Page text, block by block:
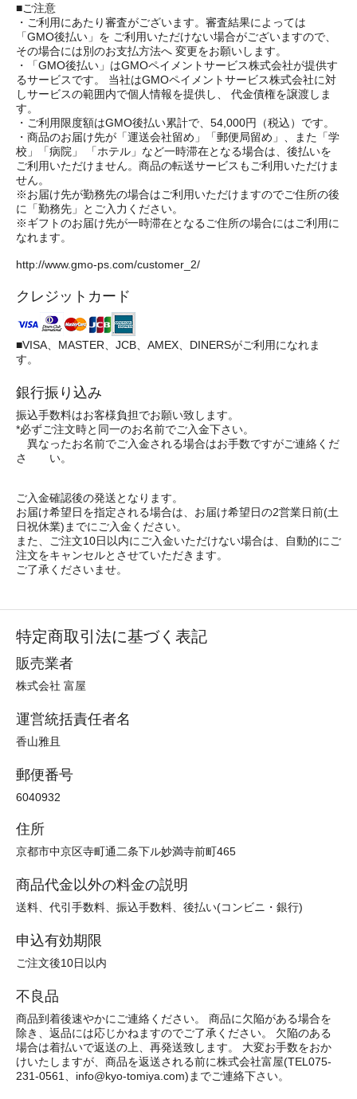
■ご注意
・ご利用にあたり審査がございます。審査結果によっては
「GMO後払い」を ご利用いただけない場合がございますので、
その場合には別のお支払方法へ 変更をお願いします。
・「GMO後払い」はGMOペイメントサービス株式会社が提供す
るサービスです。 当社はGMOペイメントサービス株式会社に対
しサービスの範囲内で個人情報を提供し、 代金債権を譲渡しま
す。
・ご利用限度額はGMO後払い累計で、54,000円（税込）です。
・商品のお届け先が「運送会社留め」「郵便局留め」、また「学
校」「病院」 「ホテル」など一時滞在となる場合は、後払いを
ご利用いただけません。商品の転送サービスもご利用いただけま
せん。
※お届け先が勤務先の場合はご利用いただけますのでご住所の後
に「勤務先」とご入力ください。
※ギフトのお届け先が一時滞在となるご住所の場合にはご利用に
なれます。
http://www.gmo-ps.com/customer_2/
クレジットカード
■VISA、MASTER、JCB、AMEX、DINERSがご利用になれま
す。
銀行振り込み
振込手数料はお客様負担でお願い致します。
*必ずご注文時と同一のお名前でご入金下さい。
異なったお名前でご入金される場合はお手数ですがご連絡くだ
さ い。
ご入金確認後の発送となります。
お届け希望日を指定される場合は、お届け希望日の2営業日前(土
日祝休業)までにご入金ください。
また、ご注文10日以内にご入金いただけない場合は、自動的にご
注文をキャンセルとさせていただきます。
ご了承くださいませ。
特定商取引法に基づく表記
販売業者
株式会社 富屋
運営統括責任者名
香山雅且
郵便番号
6040932
住所
京都市中京区寺町通二条下ル妙満寺前町465
商品代金以外の料金の説明
送料、代引手数料、振込手数料、後払い(コンビニ・銀行)
申込有効期限
ご注文後10日以内
不良品
商品到着後速やかにご連絡ください。 商品に欠陥がある場合を
除き、返品には応じかねますのでご了承ください。 欠陥のある
場合は着払いで返送の上、再発送致します。 大変お手数をおか
けいたしますが、商品を返送される前に株式会社富屋(TEL075-
231-0561、info@kyo-tomiya.com)までご連絡下さい。